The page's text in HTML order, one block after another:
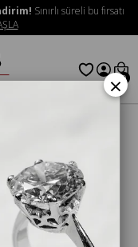
Sınırlı süreli bu fırsatı
0
×